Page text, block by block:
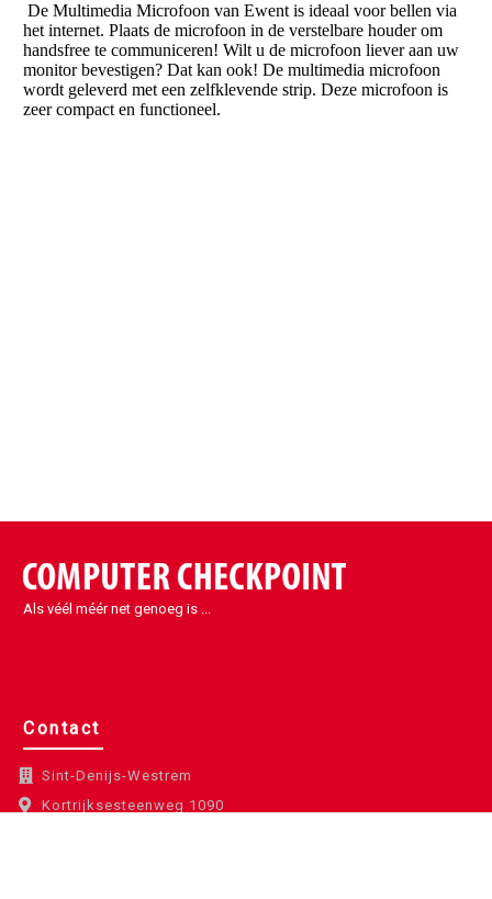
De Multimedia Microfoon van Ewent is ideaal voor bellen via
het internet. Plaats de microfoon in de verstelbare houder om
handsfree te communiceren! Wilt u de microfoon liever aan uw
monitor bevestigen? Dat kan ook! De multimedia microfoon
wordt geleverd met een zelfklevende strip. Deze microfoon is
zeer compact en functioneel.
Als véél méér net genoeg is ...
Contact
Sint-Denijs-Westrem
Kortrijksesteenweg 1090